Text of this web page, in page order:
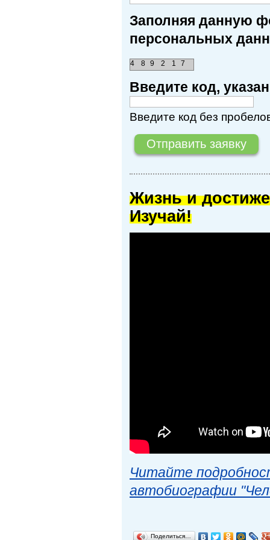
Заполняя данную
персональных
8 9 1
2 7
4
Введите код,
Введите код без
Жизнь и
Изучай!
Читайте
автобиографии
Поделиться…